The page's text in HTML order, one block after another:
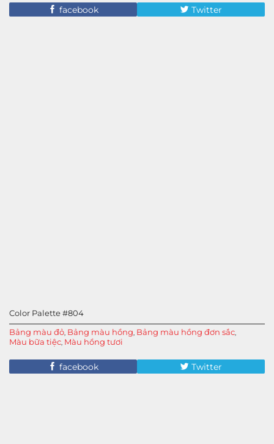
facebook
Twitter
Color Palette #804
Bảng màu đỏ, Bảng màu hồng, Bảng màu hồng đơn sắc,
Màu bữa tiệc, Màu hồng tươi
facebook Twitter